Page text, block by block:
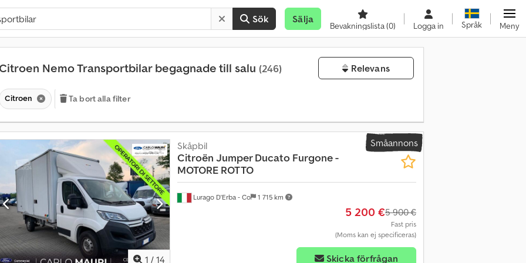
Sök Sälja
Bevakningslista(0) Logga in Språk Meny
Citroen Nemo Transportbilar begagnade till salu (246) Relevans
Citroen Ta bort alla filter
Småannons
1 / 14
Lurago D'Erba - Co 1 715 km
Skåpbil
Citroën Jumper Ducato Furgone -
MOTORE ROTTO
5 200 €5 900 €
Fast pris
(Moms kan ej specificeras)
Skicka förfrågan